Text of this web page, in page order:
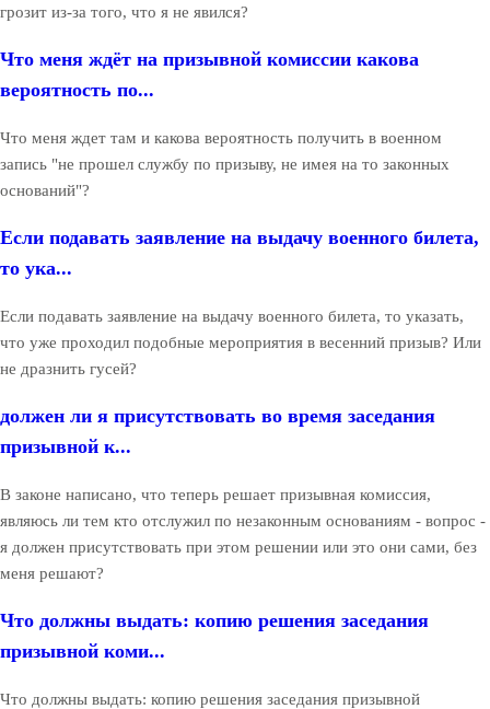
грозит из-за того, что я не явился?
Что меня ждёт на призывной комиссии какова
вероятность по...
Что меня ждет там и какова вероятность получить в военном
запись "не прошел службу по призыву, не имея на то законных
оснований"?
Если подавать заявление на выдачу военного билета,
то ука...
Если подавать заявление на выдачу военного билета, то указать,
что уже проходил подобные мероприятия в весенний призыв? Или
не дразнить гусей?
должен ли я присутствовать во время заседания
призывной к...
В законе написано, что теперь решает призывная комиссия,
являюсь ли тем кто отслужил по незаконным основаниям - вопрос -
я должен присутствовать при этом решении или это они сами, без
меня решают?
Что должны выдать: копию решения заседания
призывной коми...
Что должны выдать: копию решения заседания призывной